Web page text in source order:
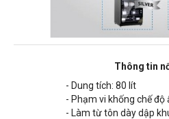
Thông tin
- Dung tích: 80 lít
- Phạm vi khống chế độ
- Làm từ tôn dày dập